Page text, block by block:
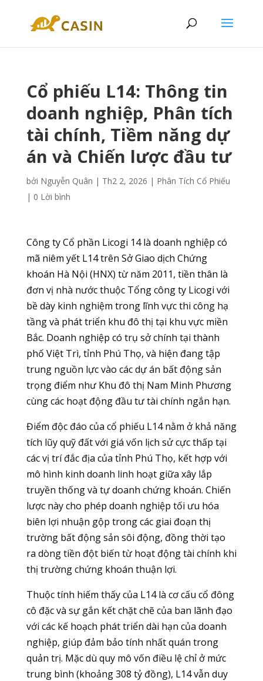
Cổ phiếu L14: Thông tin
doanh nghiệp, Phân tích
tài chính, Tiềm năng dự
án và Chiến lược đầu tư
bởi Nguyễn Quân | Th2 2, 2026 | Phân Tích Cổ Phiếu
| 0 Lời bình
Công ty Cổ phần Licogi 14 là doanh nghiệp có
mã niêm yết L14 trên Sở Giao dịch Chứng
khoán Hà Nội (HNX) từ năm 2011, tiền thân là
đơn vị nhà nước thuộc Tổng công ty Licogi với
bề dày kinh nghiệm trong lĩnh vực thi công hạ
tầng và phát triển khu đô thị tại khu vực miền
Bắc. Doanh nghiệp có trụ sở chính tại thành
phố Việt Trì, tỉnh Phú Thọ, và hiện đang tập
trung nguồn lực vào các dự án bất động sản
trọng điểm như Khu đô thị Nam Minh Phương
cùng các hoạt động đầu tư tài chính ngắn hạn.
Điểm độc đáo của cổ phiếu L14 nằm ở khả năng
tích lũy quỹ đất với giá vốn lịch sử cực thấp tại
các vị trí đắc địa của tỉnh Phú Thọ, kết hợp với
mô hình kinh doanh linh hoạt giữa xây lắp
truyền thống và tự doanh chứng khoán. Chiến
lược này cho phép doanh nghiệp tối ưu hóa
biên lợi nhuận gộp trong các giai đoạn thị
trường bất động sản sôi động, đồng thời tạo
ra dòng tiền đột biến từ hoạt động tài chính khi
thị trường chứng khoán thuận lợi.
Thuộc tính hiếm thấy của L14 là cơ cấu cổ đông
cô đặc và sự gắn kết chặt chẽ của ban lãnh đạo
với các kế hoạch phát triển dài hạn của doanh
nghiệp, giúp đảm bảo tính nhất quán trong
quản trị. Mặc dù quy mô vốn điều lệ chỉ ở mức
trung bình (khoảng 308 tỷ đồng), L14 vẫn duy